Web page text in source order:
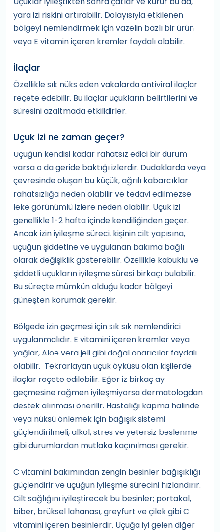
yara izi riskini artırabilir. Dolayısıyla etkilenen
bölgeyi nemlendirmek için vazelin bazlı bir ürün
veya E vitamin içeren kremler faydalı olabilir.
İlaçlar
Özellikle sık nüks eden vakalarda antiviral ilaçlar
reçete edebilir. Bu ilaçlar uçukların belirtilerini ve
süresini azaltmada etkilidirler.
Uçuk izi ne zaman geçer?
Uçuğun kendisi kadar rahatsız edici bir durum
varsa o da geride baktığı izlerdir. Dudaklarda veya
çevresinde oluşan bu küçük, ağrılı kabarcıklar
rahatsızlığa neden olabilir ve tedavi edilmezse
leke görünümlü izlere neden olabilir. Uçuk izi
genellikle 1-2 hafta içinde kendiliğinden geçer.
Ancak izin iyileşme süreci, kişinin cilt yapısına,
uçuğun şiddetine ve uygulanan bakıma bağlı
olarak değişiklik gösterebilir. Özellikle kabuklu ve
şiddetli uçukların iyileşme süresi birkaçı bulabilir.
Bu süreçte mümkün olduğu kadar bölgeyi
güneşten korumak gerekir.
Bölgede izin geçmesi için sık sık nemlendirici
uygulanmalıdır. E vitamini içeren kremler veya
yağlar, Aloe vera jeli gibi doğal onarıcılar faydalı
olabilir. Tekrarlayan uçuk öyküsü olan kişilerde
ilaçlar reçete edilebilir. Eğer iz birkaç ay
geçmesine rağmen iyileşmiyorsa dermatologdan
destek alınması önerilir. Hastalığı kapma halinde
veya nüksü önlemek için bağışık sistemi
güçlendirilmeli, alkol, stres ve yetersiz beslenme
gibi durumlardan mutlaka kaçınılması gerekir.
C vitamini bakımından zengin besinler bağışıklığı
güçlendirir ve uçuğun iyileşme sürecini hızlandırır.
Cilt sağlığını iyileştirecek bu besinler; portakal,
biber, brüksel lahanası, greyfurt ve çilek gibi C
vitamini içeren besinlerdir. Uçuğa iyi gelen diğer